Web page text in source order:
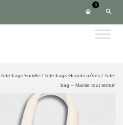
0
Tote-bags Famille / Tote-bags Grands-mères / Tote-
bag – Mamie tout terrain